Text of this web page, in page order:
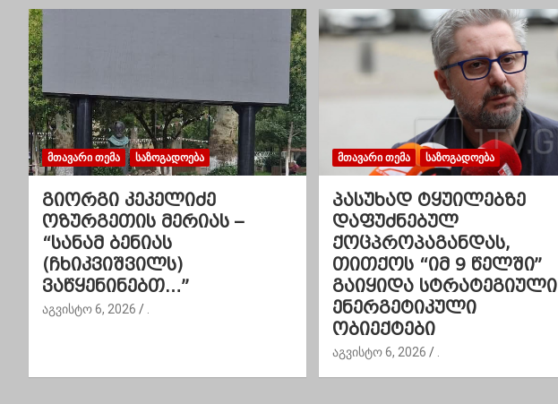
ი
ს
ნ
ა
ვ
ი
გ
ა
ც
ა
ᲛᲗᲐᲕᲐᲠᲘ ᲗᲔᲛᲐ ᲡᲐᲖᲝᲒᲐᲓᲝᲔᲑᲐ
გიორგი კეკელიძე
ოზურგეთის მერიას –
“სანამ ბენიას
(ჩხიკვიშვილს)
ვაწყენინებთ…”
აგვისტო 6, 2026
ᲛᲗᲐᲕᲐᲠᲘ ᲗᲔᲛᲐ ᲡᲐᲖᲝᲒᲐᲓᲝᲔᲑᲐ
პასუხად ტყუილებზე
დაფუძნებულ
ქოცპროპაგანდას,
თითქოს “იმ 9 წელში”
გაიყიდა სტრატეგიული
ენერგეტიკული
ობიექტები
აგვისტო 6, 2026